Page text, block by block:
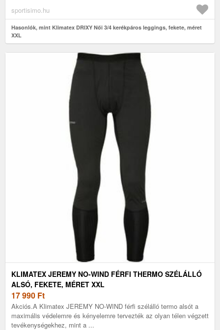
sportisimo.hu
Hasonlók, mint Klimatex DRIXY Női 3/4 kerékpáros leggings, fekete, méret
XXL
KLIMATEX JEREMY NO-WIND FÉRFI THERMO SZÉLÁLLÓ
ALSÓ, FEKETE, MÉRET XXL
17 990 Ft
Akciós.A Klimatex JEREMY NO-WIND férfi szélálló termo alsót a
maximális védelemre és kényelemre tervezték az olyan télen végzett
tevékenységekhez, mint a ...